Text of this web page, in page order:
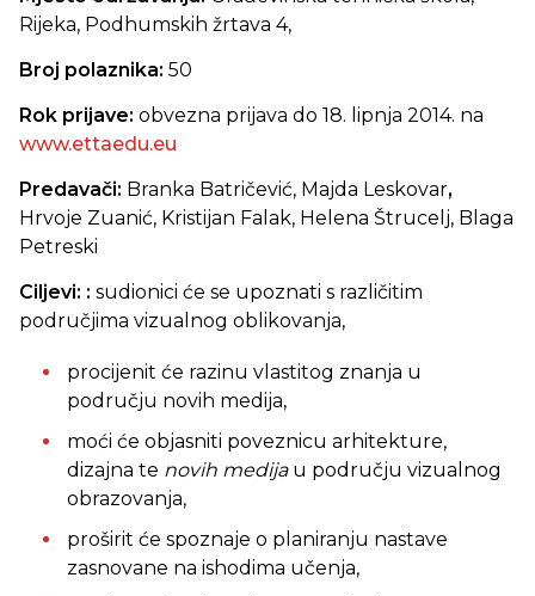
Rijeka, Podhumskih žrtava 4,
Broj polaznika: 50
Rok prijave: obvezna prijava do 18. lipnja 2014. na
www.ettaedu.eu
Predavači: Branka Batričević, Majda Leskovar,
Hrvoje Zuanić, Kristijan Falak, Helena Štrucelj, Blaga
Petreski
Ciljevi: : sudionici će se upoznati s različitim
područjima vizualnog oblikovanja,
procijenit će razinu vlastitog znanja u
području novih medija,
moći će objasniti poveznicu arhitekture,
dizajna te novih medijau području vizualnog
obrazovanja,
proširit će spoznaje o planiranju nastave
zasnovane na ishodima učenja,